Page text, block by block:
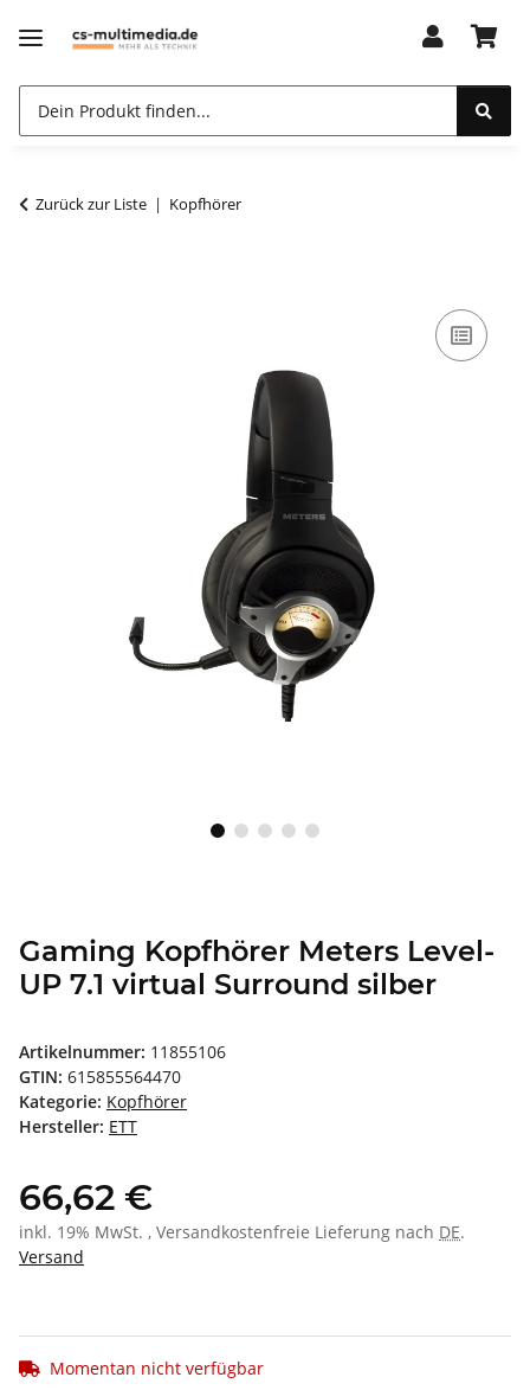
Zurück zur Liste Kopfhörer
Gaming Kopfhörer Meters Level-
UP 7.1 virtual Surround silber
Artikelnummer: 11855106
GTIN: 615855564470
Kategorie: Kopfhörer
Hersteller: ETT
66,62 €
inkl. 19% MwSt. , Versandkostenfreie Lieferung nach DE.
Versand
Momentan nicht verfügbar